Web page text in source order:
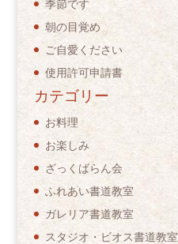
季節です
朝の目覚め
ご自愛ください
使用許可申請書
カテゴリー
お料理
お楽しみ
ざっくばらん会
ふれあい書道教室
ガレリア書道教室
スタジオ・ビオス書道教室